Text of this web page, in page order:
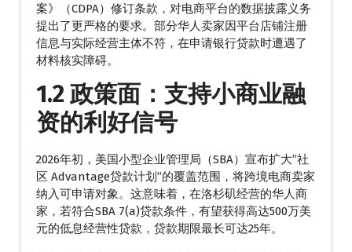
案》（CDPA）修订条款，对电商平台的数据披露义务
提出了更严格的要求。部分华人卖家因平台店铺注册
信息与实际经营主体不符，在申请银行贷款时遭遇了
材料核实障碍。
1.2 政策面：支持小商业融
资的利好信号
2026年初，美国小型企业管理局（SBA）宣布扩大”社
区 Advantage贷款计划”的覆盖范围，将跨境电商卖家
纳入可申请对象。这意味着，在洛杉矶经营的华人商
家，若符合SBA 7(a)贷款条件，有望获得高达500万美
元的低息经营性贷款，贷款期限最长可达25年。